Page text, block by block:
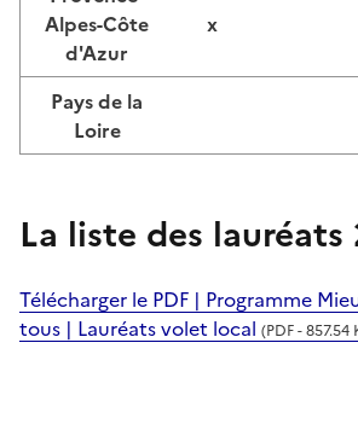
Alpes-Côte
d'Azur
x
Pays de la
Loire
La liste des lauréats
Télécharger le PDF | Programme
tous | Lauréats volet local (PDF - 857.54